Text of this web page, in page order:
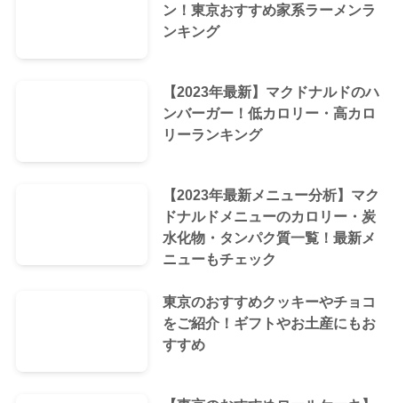
ン！東京おすすめ家系ラーメンラ
ンキング
【2023年最新】マクドナルドのハ
ンバーガー！低カロリー・高カロ
リーランキング
【2023年最新メニュー分析】マク
ドナルドメニューのカロリー・炭
水化物・タンパク質一覧！最新メ
ニューもチェック
東京のおすすめクッキーやチョコ
をご紹介！ギフトやお土産にもお
すすめ